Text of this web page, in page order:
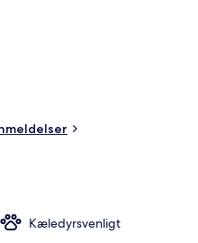
Stedets hjælpsomme
af seværdigheder får gode
station er få skridt derfra og
2 minutter væk.
Kæledyrsvenligt